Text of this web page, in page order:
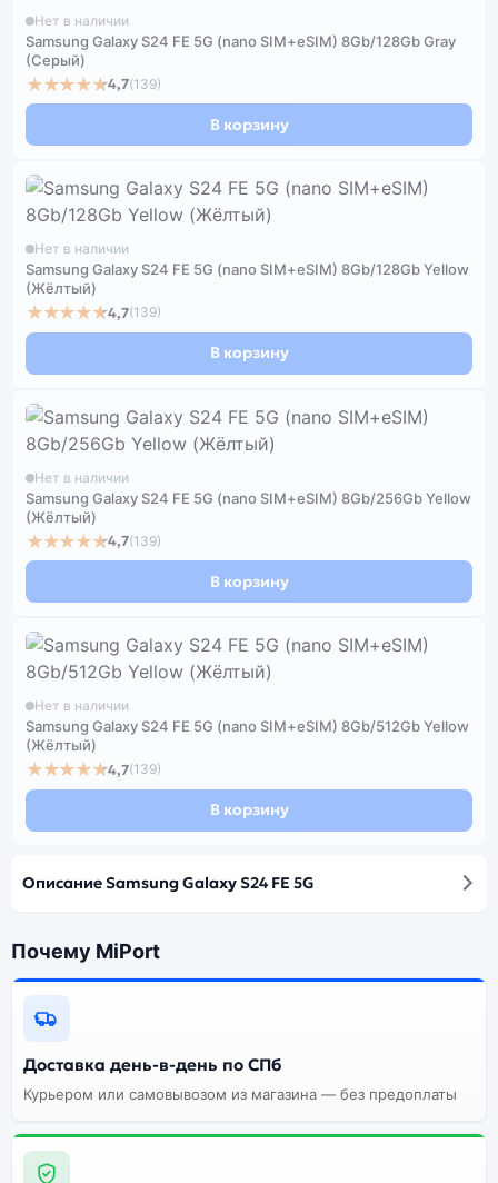
Нет в наличии
Samsung Galaxy S24 FE 5G (nano SIM+eSIM) 8Gb/128Gb Gray
(Серый)
★★★★★4,7(139)
В корзину
Нет в наличии
Samsung Galaxy S24 FE 5G (nano SIM+eSIM) 8Gb/128Gb Yellow
(Жёлтый)
★★★★★4,7(139)
В корзину
Нет в наличии
Samsung Galaxy S24 FE 5G (nano SIM+eSIM) 8Gb/256Gb Yellow
(Жёлтый)
★★★★★4,7(139)
В корзину
Нет в наличии
Samsung Galaxy S24 FE 5G (nano SIM+eSIM) 8Gb/512Gb Yellow
(Жёлтый)
★★★★★4,7(139)
В корзину
Описание Samsung Galaxy S24 FE 5G
Почему MiPort
Доставка день-в-день по СПб
Курьером или самовывозом из магазина — без предоплаты